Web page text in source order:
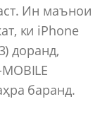
Ин маънои
ки iPhone
доранд,
баранд.